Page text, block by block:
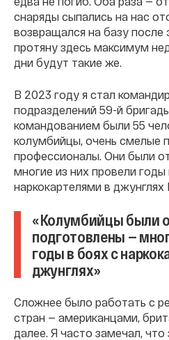
снаряды сыпались на нас
возвращался на базу после
протяну здесь максимум
дни будут такие же.
В 2023 году я стал
подразделений 59-й
командованием были 55
колумбийцы, очень смелые
профессионалы. Они были
многие из них провели годы
наркокартелями в
«Колумбийцы были
подготовлены —
годы в боях с
джунглях»
Сложнее было работать с
стран — американцами,
далее. Я часто замечал,